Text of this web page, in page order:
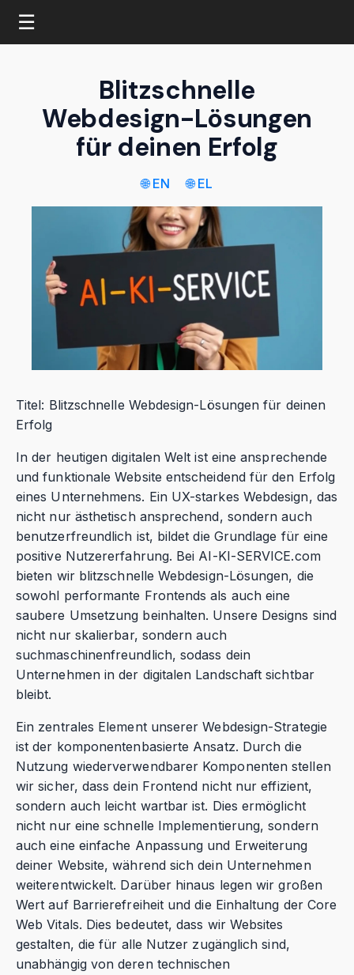
☰
Blitzschnelle
Webdesign-Lösungen
für deinen Erfolg
🌐 EN 🌐 EL
Titel: Blitzschnelle Webdesign-Lösungen für deinen
Erfolg
In der heutigen digitalen Welt ist eine ansprechende
und funktionale Website entscheidend für den Erfolg
eines Unternehmens. Ein UX-starkes Webdesign, das
nicht nur ästhetisch ansprechend, sondern auch
benutzerfreundlich ist, bildet die Grundlage für eine
positive Nutzererfahrung. Bei AI-KI-SERVICE.com
bieten wir blitzschnelle Webdesign-Lösungen, die
sowohl performante Frontends als auch eine
saubere Umsetzung beinhalten. Unsere Designs sind
nicht nur skalierbar, sondern auch
suchmaschinenfreundlich, sodass dein
Unternehmen in der digitalen Landschaft sichtbar
bleibt.
Ein zentrales Element unserer Webdesign-Strategie
ist der komponentenbasierte Ansatz. Durch die
Nutzung wiederverwendbarer Komponenten stellen
wir sicher, dass dein Frontend nicht nur effizient,
sondern auch leicht wartbar ist. Dies ermöglicht
nicht nur eine schnelle Implementierung, sondern
auch eine einfache Anpassung und Erweiterung
deiner Website, während sich dein Unternehmen
weiterentwickelt. Darüber hinaus legen wir großen
Wert auf Barrierefreiheit und die Einhaltung der Core
Web Vitals. Dies bedeutet, dass wir Websites
gestalten, die für alle Nutzer zugänglich sind,
unabhängig von deren technischen